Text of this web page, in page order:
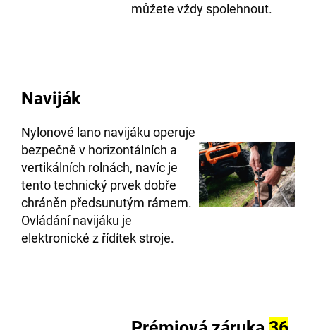
můžete vždy spolehnout.
Naviják
Nylonové lano navijáku operuje
bezpečně v horizontálních a
vertikálních rolnách, navíc je
tento technický prvek dobře
chráněn předsunutým rámem.
Ovládání navijáku je
elektronické z řídítek stroje.